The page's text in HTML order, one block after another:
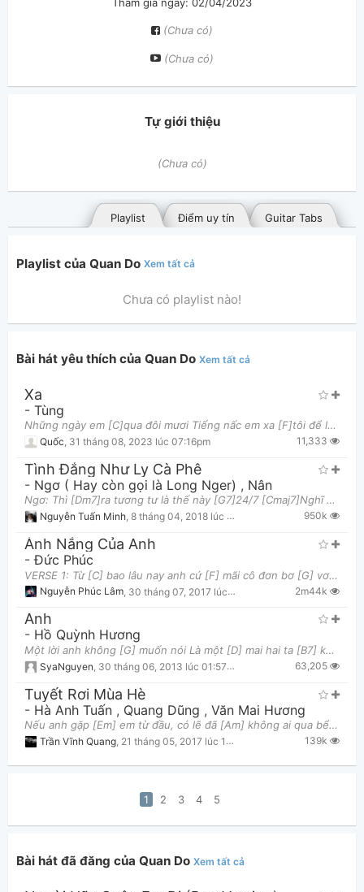
(Chưa có)
(Chưa có)
Tự giới thiệu
(Chưa có)
Guitar Tabs
Điểm uy tín
Playlist
Bài hát yêu thích
Bài hát đã đăng
Thông tin chung
Playlist của Quan Do Xem tất cả
Chưa có playlist nào!
Bài hát yêu thích của Quan Do Xem tất cả
Xa
- Tùng
Những ngày em [C]qua đôi mươi Tiếng nấc em xa [F]tôi để lại Những ngày màng [C]đêm chia đôi Nhữn
Quốc, 31 tháng 08, 2023 lúc 07:16pm 11,333
Tình Đắng Như Ly Cà Phê
- Ngơ ( Hay còn gọi là Long Nger) , Nân
Ngơ: Thì [Dm7]ra tương tư là thế này [G7]24/7 [Cmaj7]Nghĩ đến em [Cadd9]Nghĩ đến em Thả [Dm7]m
Nguyễn Tuấn Minh, 8 tháng 04, 2018 lúc 05:21pm 950k
Ánh Nắng Của Anh
-Đức Phúc
VERSE 1: Từ [C] bao lâu nay anh cứ [F] mãi cô đơn bơ [G] vơ Bao lâu rồi [C] ai đâu hay Ngày cứ
Nguyễn Phúc Lâm 30 tháng 07, 2017 lúc 09:59pm 2m44k
Anh
- Hồ Quỳnh Hương
Một lời anh không [G] muốn nói Là một [D] mai hai ta [B7] không [Em] cách xa Em vẫn [C] nhớ dẫu mu
SyaNguyen 30 tháng 06, 2013 lúc 01:57pm 63,205
Tuyết Rơi Mùa Hè
- Hà Anh Tuấn , Quang Dũng , Văn Mai Hương
Nếu anh gặp [Em] em từ đầu, có lẽ đã [Am] không ai qua bể dâu Nếu anh được [D] sống từ đầu, vẫn mu
Trần Vĩnh Quang 21 tháng 05, 2017 lúc 11:07pm 139k
1 2 3 4 5
Bài hát đã đăng của Quan Do Xem tất cả